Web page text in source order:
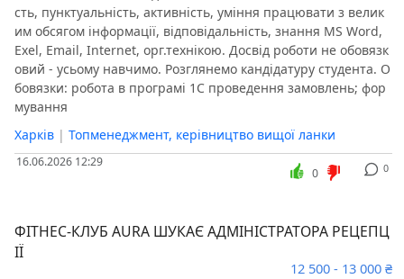
сть, пунктуальність, активність, уміння працювати з велик
им обсягом інформації, відповідальність, знання MS Word,
Exel, Email, Internet, орг.технікою. Досвід роботи не обовязк
овий - усьому навчимо. Розглянемо кандідатуру студента. О
бовязки: робота в програмі 1С проведення замовлень; фор
мування
Харків | Топменеджмент, керівництво вищої ланки
16.06.2026 12:29 0
0
ФІТНЕС-КЛУБ AURA ШУКАЄ АДМІНІСТРАТОРА РЕЦЕПЦ
ІЇ
12 500 - 13 000 ₴